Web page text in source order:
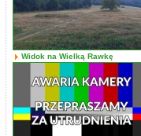
Widok na Wielką Rawkę